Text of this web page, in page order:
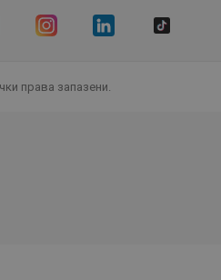
права запазени.